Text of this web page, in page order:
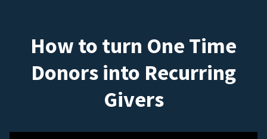
How to turn One Time
Donors into Recurring
Givers